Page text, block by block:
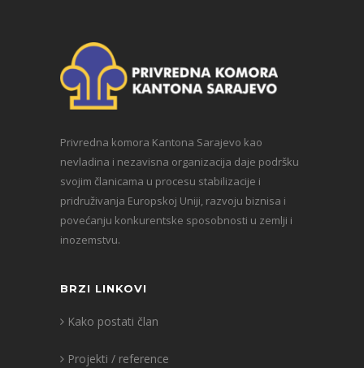
Privredna komora Kantona Sarajevo kao
nevladina i nezavisna organizacija daje podršku
svojim članicama u procesu stabilizacije i
pridruživanja Europskoj Uniji, razvoju biznisa i
povećanju konkurentske sposobnosti u zemlji i
inozemstvu.
BRZI LINKOVI
Kako postati član
Projekti / reference